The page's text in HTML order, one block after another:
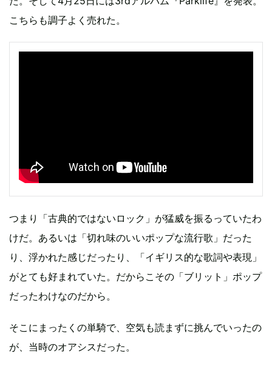
こちらも調子よく売れた。
つまり「古典的ではないロック」が猛威を振るっていたわ
けだ。あるいは「切れ味のいいポップな流行歌」だった
り、浮かれた感じだったり、「イギリス的な歌詞や表現」
がとても好まれていた。だからこその「ブリット」ポップ
だったわけなのだから。
そこにまったくの単騎で、空気も読まずに挑んでいったの
が、当時のオアシスだった。